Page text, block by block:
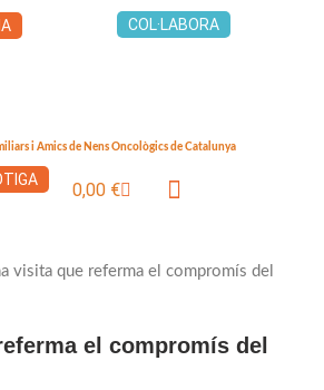
COL·LABORA
i Amics de Nens Oncològics de Catalunya
0,00 €Cistella
visita que referma el compromís del
el compromís del